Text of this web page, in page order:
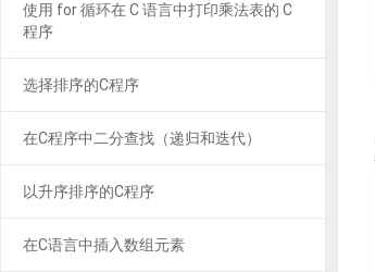
使用 for 循环在 C 语言中打印乘法表的 C
程序
选择排序的C程序
在C程序中二分查找（递归和迭代）
以升序排序的C程序
在C语言中插入数组元素